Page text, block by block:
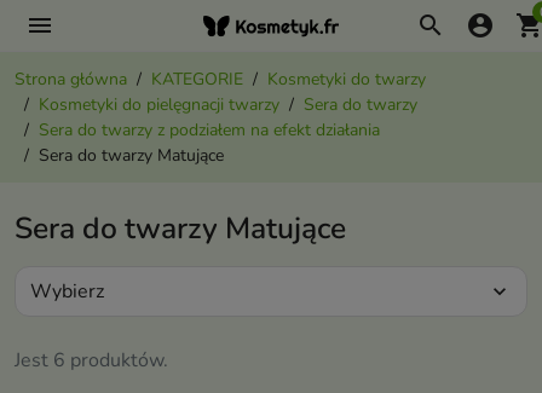
menu search account_circle
Strona główna KATEGORIE
Kosmetyki do twarzy
Kosmetyki do pielęgnacji twarzy
Sera do twarzy
Sera do twarzy z podziałem na efekt działania
Sera do twarzy Matujące
Sera do twarzy Matujące
Jest 6 produktów.
Wybierz expand_more